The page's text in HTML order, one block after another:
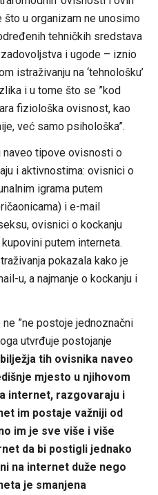
što u organizam ne unosimo
tehničkih sredstava
i ugode – iznio
istraživanju na ‘tehnološku’
i u tome što se ”kod
fiziološka ovisnost, kao
već samo psihološka”.
naveo tipove ovisnosti o
i aktivnostima: ovisnici o
igrama putem
i e-mail
ovisnici o kockanju
putem interneta.
pokazala kako je
u, a najmanje o kockanju i
”ne postoje jednoznačni
utvrđuje postojanje
tih ovisnika naveo
mjesto u njihovom
internet, razgovaraju i
im postaje važniji od
im je sve više i više
da bi postigli jednako
na internet duže nego
je smanjena